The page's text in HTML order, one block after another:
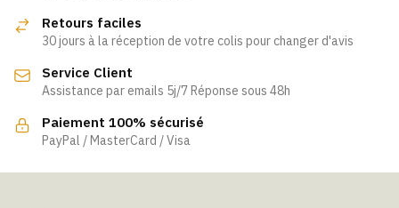
Retours faciles
30 jours à la réception de votre colis pour changer d'avis
Service Client
Assistance par emails 5j/7 Réponse sous 48h
Paiement 100% sécurisé
PayPal / MasterCard / Visa